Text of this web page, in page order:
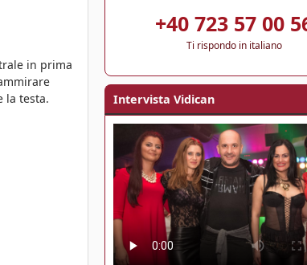
in prima
la testa.
+40 723 57 00
Ti rispondo in italiano
Intervista Vidican